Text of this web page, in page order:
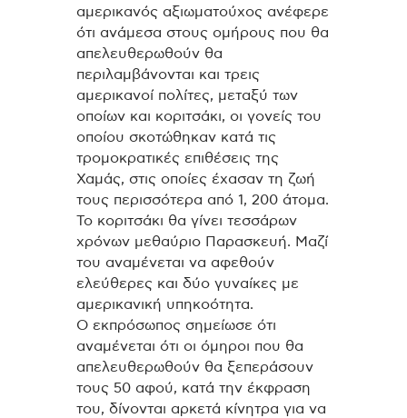
αμερικανός αξιωματούχος ανέφερε
ότι ανάμεσα στους ομήρους που θα
απελευθερωθούν θα
περιλαμβάνονται και τρεις
αμερικανοί πολίτες, μεταξύ των
οποίων και κοριτσάκι, οι γονείς του
οποίου σκοτώθηκαν κατά τις
τρομοκρατικές επιθέσεις της
Χαμάς, στις οποίες έχασαν τη ζωή
τους περισσότερα από 1, 200 άτομα.
Το κοριτσάκι θα γίνει τεσσάρων
χρόνων μεθαύριο Παρασκευή. Μαζί
του αναμένεται να αφεθούν
ελεύθερες και δύο γυναίκες με
αμερικανική υπηκοότητα.
Ο εκπρόσωπος σημείωσε ότι
αναμένεται ότι οι όμηροι που θα
απελευθερωθούν θα ξεπεράσουν
τους 50 αφού, κατά την έκφραση
του, δίνονται αρκετά κίνητρα για να